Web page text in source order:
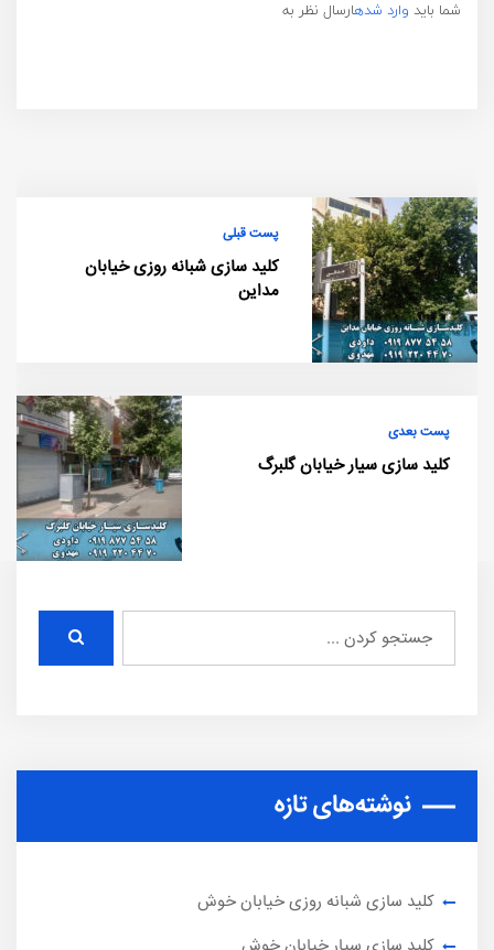
شما باید وارد شدهارسال نظر به
پست قبلی
کلید سازی شبانه روزی خیابان
مداین
پست بعدی
کلید سازی سیار خیابان گلبرگ
نوشته‌های تازه
کلید سازی شبانه روزی خیابان خوش